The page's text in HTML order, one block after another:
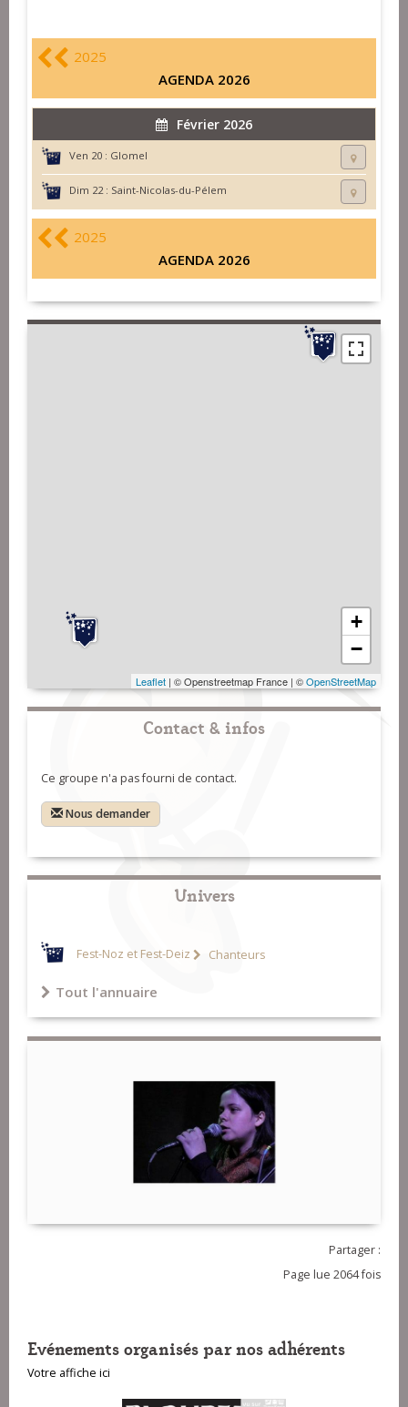
2025
AGENDA 2026
Février 2026
Ven 20 : Glomel
Dim 22 : Saint-Nicolas-du-Pélem
2025
AGENDA 2026
+
−
Leaflet | © Openstreetmap France | ©OpenStreetMap
Contact & infos
Ce groupe n'a pas fourni de contact.
Nous demander
Univers
Fest-Noz et Fest-Deiz Chanteurs
Tout l'annuaire
Partager :
Page lue 2064 fois
Evénements organisés par nos adhérents
Votre affiche ici